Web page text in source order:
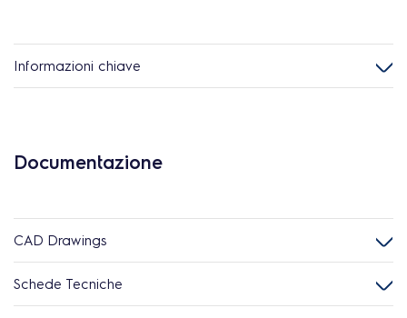
Informazioni chiave
Documentazione
CAD Drawings
Schede Tecniche